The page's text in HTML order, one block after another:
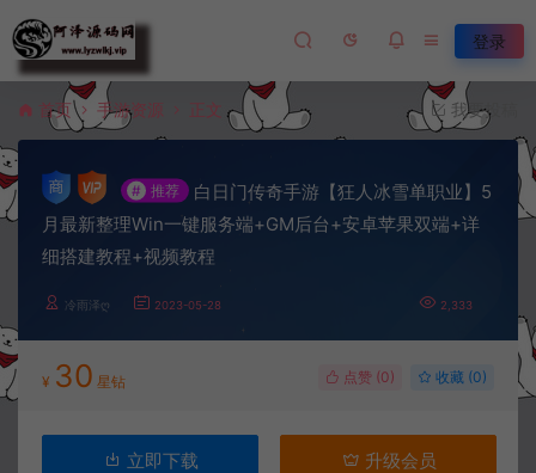
登录
首页 手游资源 正文 我要投稿
# 推荐
白日门传奇手游【狂人冰雪单职业】5
月最新整理Win一键服务端+GM后台+安卓苹果双端+详
细搭建教程+视频教程
冷雨泽ღ 2023-05-28 2,333
¥ 30 星钻 点赞 (0) 收藏 (0)
立即下载 升级会员